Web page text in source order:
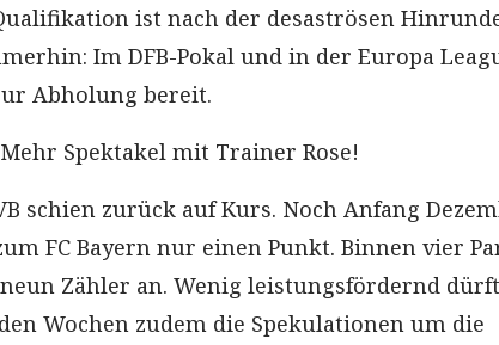
ist nach der desaströsen
Im DFB-Pokal und in der Europa
Abholung bereit.
Spektakel mit Trainer Rose!
schien zurück auf Kurs. Noch Anfang
FC Bayern nur einen Punkt. Binnen vier
Zähler an. Wenig leistungsfördernd
Wochen zudem die Spekulationen um die